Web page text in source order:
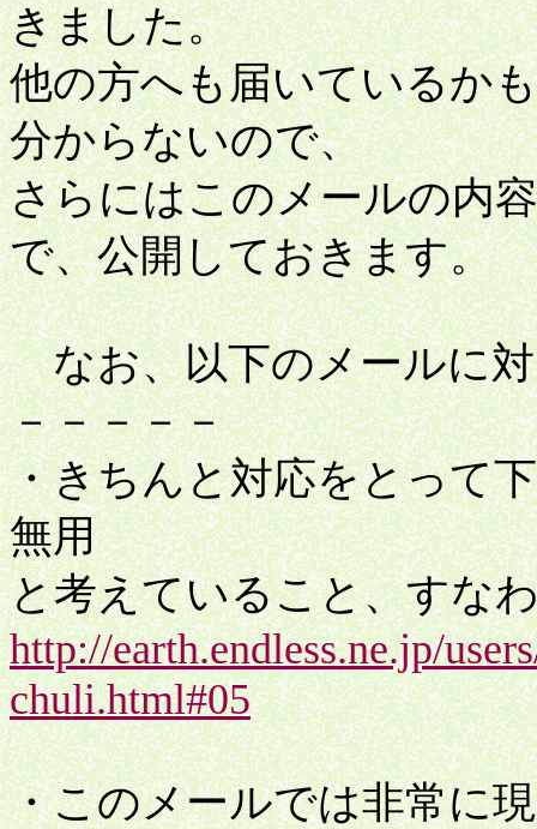
きました。
他の方へも届いているか
分からないので、
さらにはこのメールの内
で、公開しておきます。
なお、以下のメールに対
－－－－－
・きちんと対応をとって
無用
と考えていること、すな
http://earth.endless.ne.jp/
chuli.html#05
・このメールでは非常に